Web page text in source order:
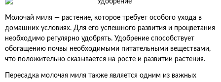
Молочай миля — растение, которое требует особого ухода в
домашних условиях. Для его успешного развития и процветания
необходимо регулярно удобрять. Удобрение способствует
обогащению почвы необходимыми питательными веществами,
что положительно сказывается на росте и развитии растения.
Пересадка молочая миля также является одним из важных